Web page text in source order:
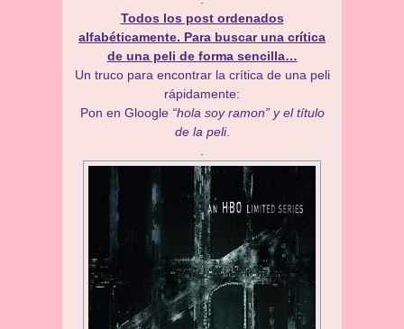
Todos los post ordenados
alfabéticamente. Para buscar una crítica
de una peli de forma sencilla…
Un truco para encontrar la crítica de una peli
rápidamente:
Pon en Gloogle “hola soy ramon” y el título
de la peli.